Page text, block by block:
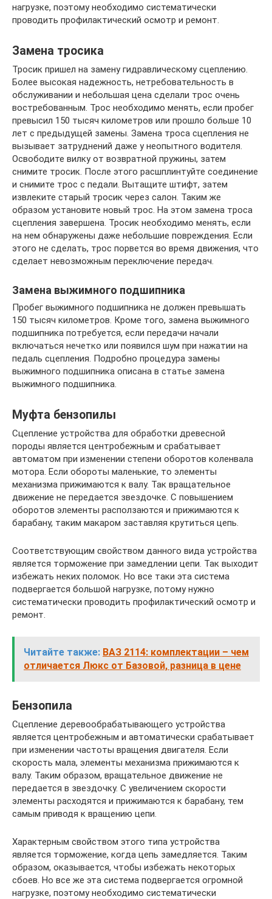
нагрузке, поэтому необходимо систематически
проводить профилактический осмотр и ремонт.
Замена тросика
Тросик пришел на замену гидравлическому сцеплению.
Более высокая надежность, нетребовательность в
обслуживании и небольшая цена сделали трос очень
востребованным. Трос необходимо менять, если пробег
превысил 150 тысяч километров или прошло больше 10
лет с предыдущей замены. Замена троса сцепления не
вызывает затруднений даже у неопытного водителя.
Освободите вилку от возвратной пружины, затем
снимите тросик. После этого расшплинтуйте соединение
и снимите трос с педали. Вытащите штифт, затем
извлеките старый тросик через салон. Таким же
образом установите новый трос. На этом замена троса
сцепления завершена. Тросик необходимо менять, если
на нем обнаружены даже небольшие повреждения. Если
этого не сделать, трос порвется во время движения, что
сделает невозможным переключение передач.
Замена выжимного подшипника
Пробег выжимного подшипника не должен превышать
150 тысяч километров. Кроме того, замена выжимного
подшипника потребуется, если передачи начали
включаться нечетко или появился шум при нажатии на
педаль сцепления. Подробно процедура замены
выжимного подшипника описана в статье замена
выжимного подшипника.
Муфта бензопилы
Сцепление устройства для обработки древесной
породы является центробежным и срабатывает
автоматом при изменении степени оборотов коленвала
мотора. Если обороты маленькие, то элементы
механизма прижимаются к валу. Так вращательное
движение не передается звездочке. С повышением
оборотов элементы расползаются и прижимаются к
барабану, таким макаром заставляя крутиться цепь.
Соответствующим свойством данного вида устройства
является торможение при замедлении цепи. Так выходит
избежать неких поломок. Но все таки эта система
подвергается большой нагрузке, потому нужно
систематически проводить профилактический осмотр и
ремонт.
Читайте также: ВАЗ 2114: комплектации – чем
отличается Люкс от Базовой, разница в цене
Бензопила
Сцепление деревообрабатывающего устройства
является центробежным и автоматически срабатывает
при изменении частоты вращения двигателя. Если
скорость мала, элементы механизма прижимаются к
валу. Таким образом, вращательное движение не
передается в звездочку. С увеличением скорости
элементы расходятся и прижимаются к барабану, тем
самым приводя к вращению цепи.
Характерным свойством этого типа устройства
является торможение, когда цепь замедляется. Таким
образом, оказывается, чтобы избежать некоторых
сбоев. Но все же эта система подвергается огромной
нагрузке, поэтому необходимо систематически